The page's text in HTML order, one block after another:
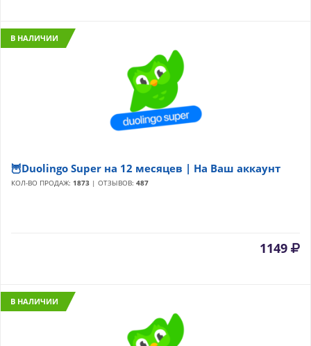
В НАЛИЧИИ
🦉Duolingo Super на 12 месяцев | На Ваш аккаунт
КОЛ-ВО ПРОДАЖ: 1873 | ОТЗЫВОВ: 487
1149
В НАЛИЧИИ